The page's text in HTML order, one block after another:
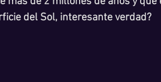
del Sol, interesante verdad?